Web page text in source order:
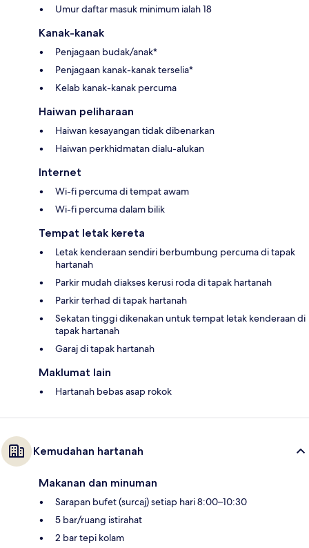
Umur daftar masuk minimum ialah 18
Kanak-kanak
Penjagaan budak/anak*
Penjagaan kanak-kanak terselia*
Kelab kanak-kanak percuma
Haiwan peliharaan
Haiwan kesayangan tidak dibenarkan
Haiwan perkhidmatan dialu-alukan
Internet
Wi-fi percuma di tempat awam
Wi-fi percuma dalam bilik
Tempat letak kereta
Letak kenderaan sendiri berbumbung percuma di tapak
hartanah
Parkir mudah diakses kerusi roda di tapak hartanah
Parkir terhad di tapak hartanah
Sekatan tinggi dikenakan untuk tempat letak kenderaan di
tapak hartanah
Garaj di tapak hartanah
Maklumat lain
Hartanah bebas asap rokok
Kemudahan hartanah
Makanan dan minuman
Sarapan bufet (surcaj) setiap hari 8:00–10:30
5 bar/ruang istirahat
2 bar tepi kolam